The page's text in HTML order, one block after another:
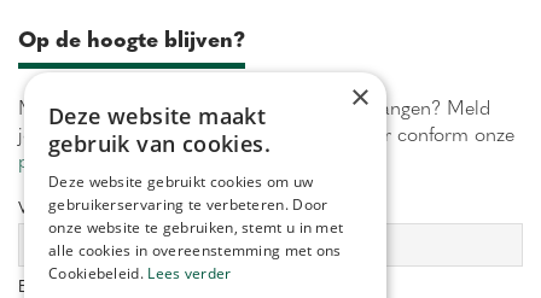
Op de hoogte blijven?
Maximaal 1 keer per week onze acties ontvangen? Meld
je aan! Wij verwerken jouw gegevens secuur conform onze
privacy policy.
Voornaam: Achternaam:
E-mailadres:
×
Deze website maakt
gebruik van cookies.
Deze website gebruikt cookies om uw
gebruikerservaring te verbeteren. Door
onze website te gebruiken, stemt u in met
alle cookies in overeenstemming met ons
Cookiebeleid. Lees verder